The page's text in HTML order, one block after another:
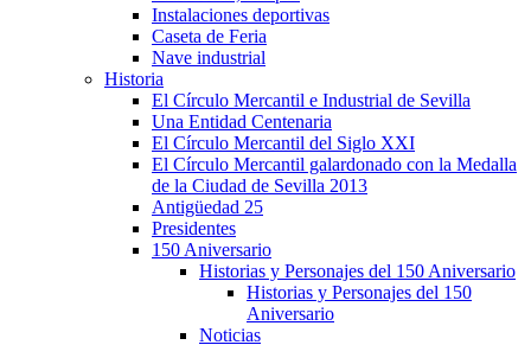
Instalaciones deportivas
Caseta de Feria
Nave industrial
Historia
El Círculo Mercantil e Industrial de Sevilla
Una Entidad Centenaria
El Círculo Mercantil del Siglo XXI
El Círculo Mercantil galardonado con la Medalla
de la Ciudad de Sevilla 2013
Antigüedad 25
Presidentes
150 Aniversario
Historias y Personajes del 150 Aniversario
Historias y Personajes del 150
Aniversario
Noticias